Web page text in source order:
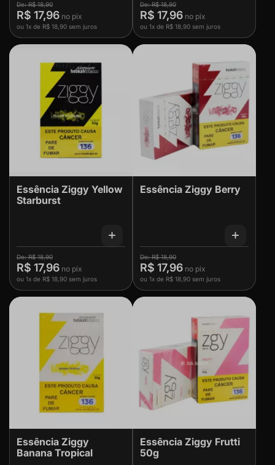
R$ 18,90
R$ 17,96
ou 1x de R$ 18,90 sem juros
R$ 18,90
R$ 17,96
ou 1x de R$ 18,90 sem juros
Essência Ziggy Yellow
Starburst
R$ 18,90
R$ 17,96
ou 1x de R$ 18,90 sem juros
Essência Ziggy Berry
R$ 18,90
R$ 17,96
ou 1x de R$ 18,90 sem juros
Essência Ziggy
Banana Tropical
Essência Ziggy Frutti
50g